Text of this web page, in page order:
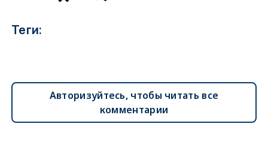
Теги:
Авторизуйтесь, чтобы читать все
комментарии